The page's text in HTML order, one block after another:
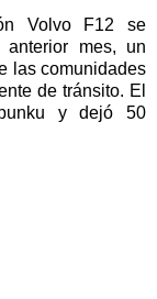
Volvo F12 se
mes, un
las comunidades
de tránsito. El
y dejó 50